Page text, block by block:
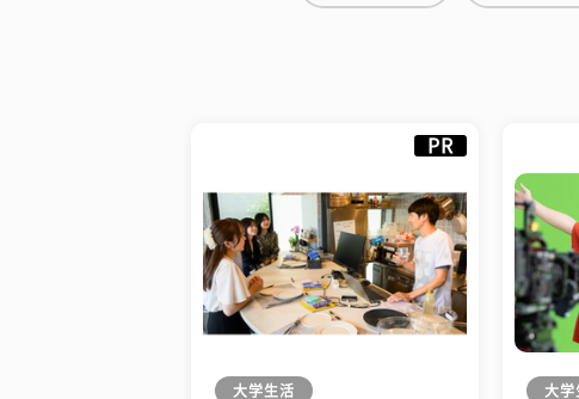
PR
大学生活 大学